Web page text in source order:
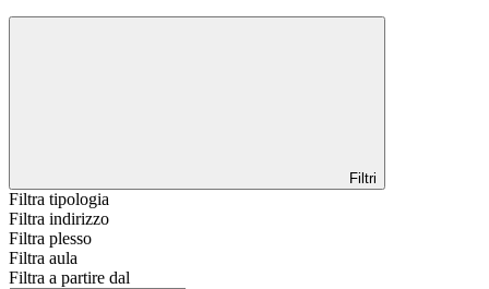
Filtri
Filtra tipologia
Filtra indirizzo
Filtra plesso
Filtra aula
Filtra a partire dal